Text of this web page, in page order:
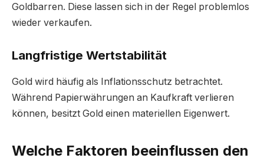
Goldbarren. Diese lassen sich in der Regel problemlos
wieder verkaufen.
Langfristige Wertstabilität
Gold wird häufig als Inflationsschutz betrachtet.
Während Papierwährungen an Kaufkraft verlieren
können, besitzt Gold einen materiellen Eigenwert.
Welche Faktoren beeinflussen den